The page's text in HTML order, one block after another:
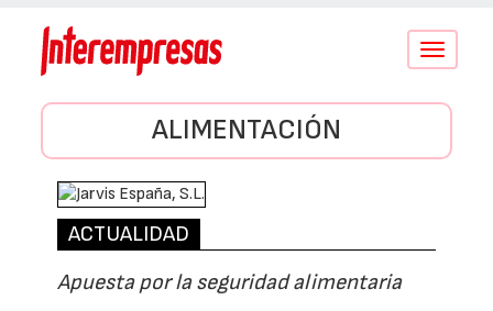
Conmutar
ALIMENTACIÓN
ACTUALIDAD
Apuesta por la seguridad alimentaria